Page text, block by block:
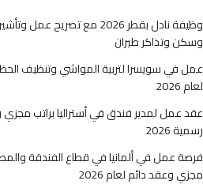
وظيفة نادل بقطر 2026 مع تصريح
وسكن وتذاكر طيران
عمل في سويسرا لتربية المواشي وتنظيف
لعام 2026
عقد عمل لمدير فندق في أستراليا براتب مجزي
رسمية 2026
فرصة عمل في ألمانيا في قطاع الفندقة
مجزي وعقد دائم لعام 2026